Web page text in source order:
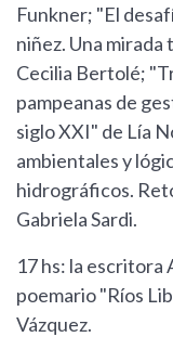
Funkner; "El
niñez. Una
Cecilia Bertolé;
pampeanas de
siglo XXI" de Lía
ambientales y
hidrográficos.
Gabriela Sardi.
17 hs: la escritora
poemario "Ríos
Vázquez.